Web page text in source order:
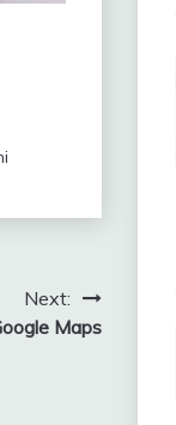
Next:
Maps